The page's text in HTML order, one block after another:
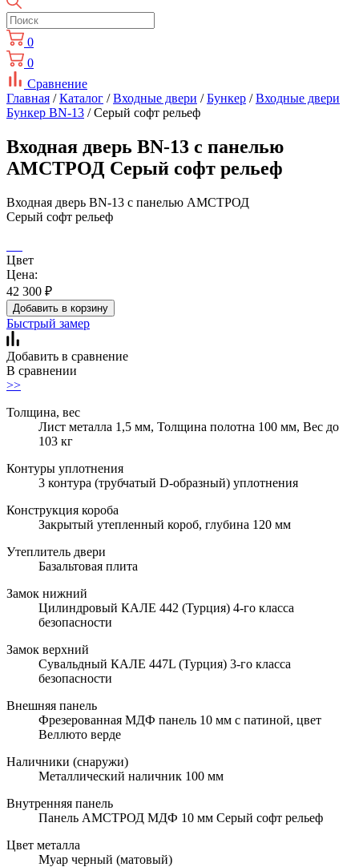
0
0
Сравнение
Главная /Каталог /Входные двери /Бункер /Входные двери
Бункер BN-13 / Серый софт рельеф
Входная дверь BN-13 с панелью
АМСТРОД Серый софт рельеф
Входная дверь BN-13 с панелью АМСТРОД
Серый софт рельеф
Цвет
Цена:
42 300 ₽
Добавить в корзину
Быстрый замер
Добавить в сравнение
В сравнении
>>
Толщина, вес
Лист металла 1,5 мм, Толщина полотна 100 мм, Вес до
103 кг
Контуры уплотнения
3 контура (трубчатый D-образный) уплотнения
Конструкция короба
Закрытый утепленный короб, глубина 120 мм
Утеплитель двери
Базальтовая плита
Замок нижний
Цилиндровый КАЛЕ 442 (Турция) 4-го класса
безопасности
Замок верхний
Сувальдный КАЛЕ 447L (Турция) 3-го класса
безопасности
Внешняя панель
Фрезерованная МДФ панель 10 мм с патиной, цвет
Веллюто верде
Наличники (снаружи)
Металлический наличник 100 мм
Внутренняя панель
Панель АМСТРОД МДФ 10 мм Серый софт рельеф
Цвет металла
Муар черный (матовый)